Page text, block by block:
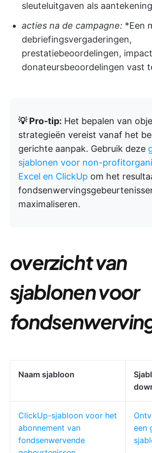
sleuteluitgaven als
acties na de campagne: *Een
debriefingsvergaderingen,
prestatiebeoordelingen,
donateursbeoordelingen vast
💡 Pro-tip: Het bepalen van
strategieën vereist vanaf het
gerichte aanpak. Gebruik deze
sjablonen voor non-
Excel en ClickUp om het
maximaliseren.
overzicht van
sjablonen voor
Naam sjabloon
ClickUp-sjabloon voor het
abonnement van
fondsenwervende
een